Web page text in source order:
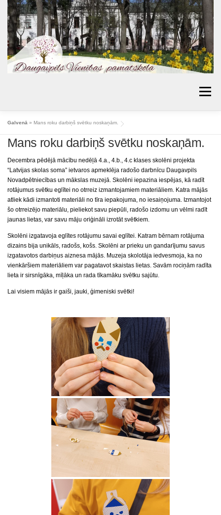
Skip
content
Menu
AKTUALITĀTES PAR SKOLU
VECĀKIEM BIBLIOTĒKA PROJEKTI
KONTAKTI TOPOŠIE PIRMKLASNIEKI
SKOLAS PADOME MŪSU SASNIEGUMI
ĒDIENKARTES
Galvenā » Mans roku darbiņš svētku noskaņām.
Mans roku darbiņš svētku noskaņām.
Decembra pēdējā mācību nedēļā 4.a., 4.b., 4.c klases skolēni projekta
“Latvijas skolas soma” ietvaros apmeklēja radošo darbnīcu Daugavpils
Novadpētniecības un mākslas muzejā. Skolēni iepazina iespējas, kā radīt
rotājumus svētku eglītei no otrreiz izmantojamiem materiāliem. Katra mājās
atliek kādi izmantoti materiāli no tīra iepakojuma, no iesaiņojuma. Izmantojot
šo otrreizējo materiālu, pieliekot savu piepūli, radošo izdomu un vēlmi radīt
jaunas lietas, var savu māju oriģināli izrotāt svētkiem.
Skolēni izgatavoja eglītes rotājumu savai eglītei. Katram bērnam rotājuma
dizains bija unikāls, radošs, košs. Skolēni ar prieku un gandarījumu savus
izgatavotos darbiņus aiznesa mājās. Muzeja skolotāja iedvesmoja, ka no
vienkāršiem materiāliem var pagatavot skaistas lietas. Savām rociņām radīta
lieta ir sirsnīgāka, mīļāka un rada tīkamāku svētku sajūtu.
Lai visiem mājās ir gaiši, jauki, ģimeniski svētki!